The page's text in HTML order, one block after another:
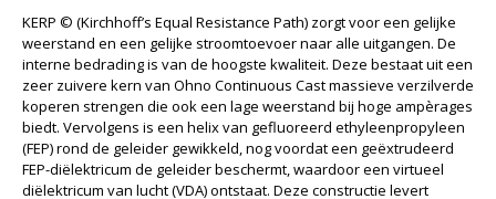
KERP © (Kirchhoff’s Equal Resistance Path) zorgt voor een gelijke
weerstand en een gelijke stroomtoevoer naar alle uitgangen. De
interne bedrading is van de hoogste kwaliteit. Deze bestaat uit een
zeer zuivere kern van Ohno Continuous Cast massieve verzilverde
koperen strengen die ook een lage weerstand bij hoge ampèrages
biedt. Vervolgens is een helix van gefluoreerd ethyleenpropyleen
(FEP) rond de geleider gewikkeld, nog voordat een geëxtrudeerd
FEP-diëlektricum de geleider beschermt, waardoor een virtueel
diëlektricum van lucht (VDA) ontstaat. Deze constructie levert